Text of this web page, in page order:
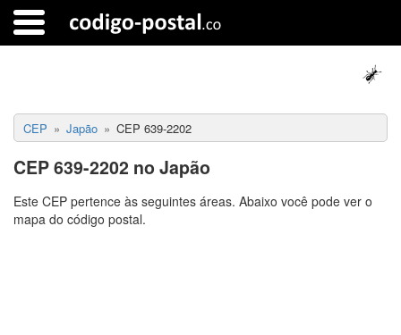
CEP Japão CEP 639-2202
CEP 639-2202 no Japão
Este CEP pertence às seguintes áreas. Abaixo você pode ver o
mapa do código postal.